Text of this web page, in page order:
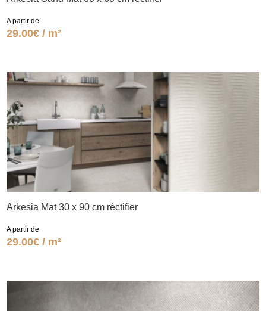
A partir de
29.00€ / m²
Arkesia Mat 30 x 90 cm réctifier
A partir de
29.00€ / m²